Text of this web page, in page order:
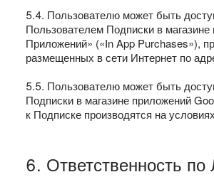
5.4. Пользователю может быть
Пользователем Подписки в
Приложений» («In App Purchases»),
размещенных в сети Интернет по
5.5. Пользователю может быть
Подписки в магазине приложений
к Подписке производятся на
6. Ответственность по